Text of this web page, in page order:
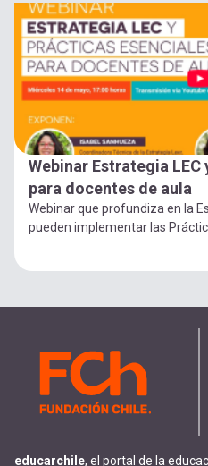
Webinar Estrategia
para docentes de aula
Webinar que profundiza en la
pueden implementar las
educarchile, el portal de la